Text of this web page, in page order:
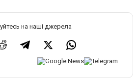
на наші джерела